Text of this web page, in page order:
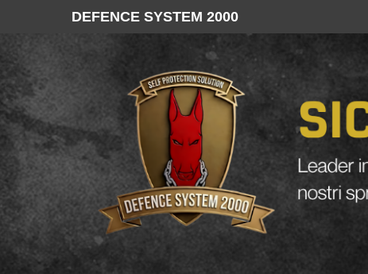
DEFENCE SYSTEM 2000
Vendita coltelli forze
Nel nostro shop onlinetrovi una selezione di coltelli
qualità , realizzati con materiali resistenti e con funzionalità
Caratteristiche dei nostri coltelli per forze
I coltelli destinati a